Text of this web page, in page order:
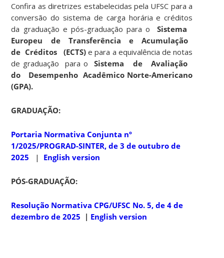
Confira as diretrizes estabelecidas pela UFSC para a
conversão do sistema de carga horária e créditos
da graduação e pós-graduação para oSistema
Europeu de Transferência e Acumulação
de Créditos (ECTS)e para a equivalência de notas
de graduação para o Sistema de Avaliação
do Desempenho Acadêmico Norte-Americano
(GPA).
GRADUAÇÃO:
Portaria Normativa Conjunta nº
1/2025/PROGRAD-SINTER, de 3 de outubro de
2025 | English version
PÓS-GRADUAÇÃO:
Resolução Normativa CPG/UFSC No. 5, de 4 de
dezembro de 2025 | English version